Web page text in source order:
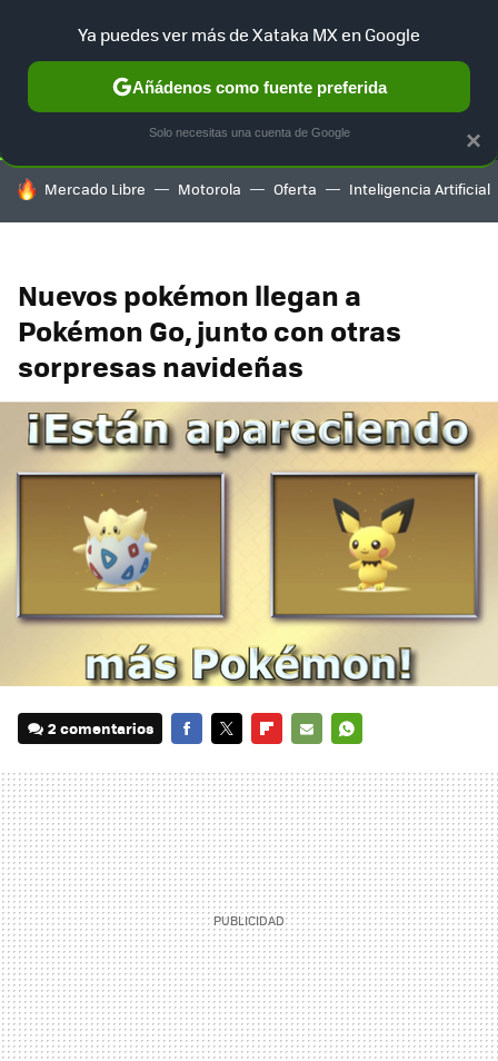
SELECCIÓN GAMING HOME AUTO TERRITORIO
HOY SE HABLA DE
Mercado Libre Motorola Oferta Inteligencia Artificial
Nuevos pokémon llegan a
Pokémon Go, junto con otras
sorpresas navideñas
2 comentarios
MAIL
×
Ya puedes ver más de Xataka MX en Google
Añádenos como fuente preferida
Solo necesitas una cuenta de Google